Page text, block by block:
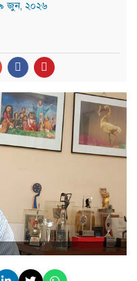
জুন, ২০২৬